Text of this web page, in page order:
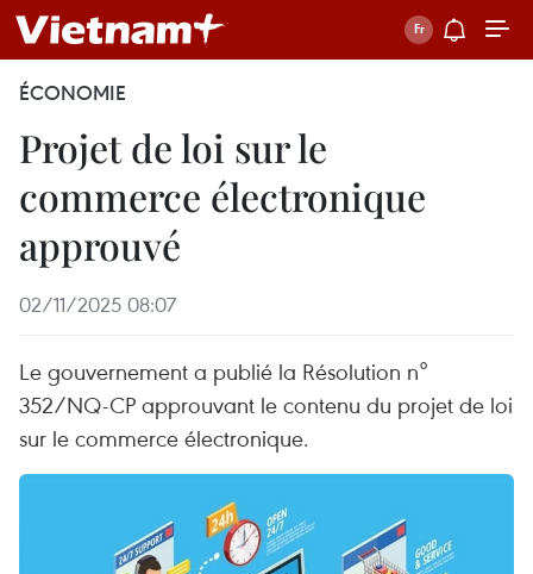
ÉCONOMIE
Projet de loi sur le
commerce électronique
approuvé
02/11/2025 08:07
Le gouvernement a publié la Résolution n°
352/NQ-CP approuvant le contenu du projet de loi
sur le commerce électronique.